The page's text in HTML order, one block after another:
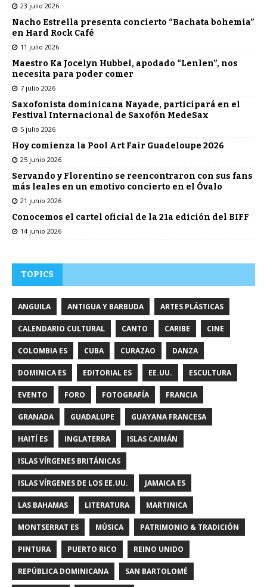
23 julio 2026
Nacho Estrella presenta concierto “Bachata bohemia”
en Hard Rock Café
11 julio 2026
Maestro Ka Jocelyn Hubbel, apodado “Lenlen”, nos
necesita para poder comer
7 julio 2026
Saxofonista dominicana Nayade, participará en el
Festival Internacional de Saxofón MedeSax
5 julio 2026
Hoy comienza la Pool Art Fair Guadeloupe 2026
25 junio 2026
Servando y Florentino se reencontraron con sus fans
más leales en un emotivo concierto en el Óvalo
21 junio 2026
Conocemos el cartel oficial de la 21a edición del BIFF
14 junio 2026
TOPICS
ANGUILA ANTIGUA Y BARBUDA ARTES PLÁSTICAS
CALENDARIO CULTURAL CANTO CARIBE CINE
COLOMBIA ES CUBA CURAZAO DANZA
DOMINICA ES EDITORIAL ES EE.UU. ESCULTURA
EVENTO FORO FOTOGRAFÍA FRANCIA
GRANADA GUADALUPE GUAYANA FRANCESA
HAITÍ ES INGLATERRA ISLAS CAIMÁN
ISLAS VÍRGENES BRITÁNICAS
ISLAS VÍRGENES DE LOS EE.UU. JAMAICA ES
LAS BAHAMAS LITERATURA MARTINICA
MONTSERRAT ES MÚSICA PATRIMONIO & TRADICIÓN
PINTURA PUERTO RICO REINO UNIDO
REPÚBLICA DOMINICANA SAN BARTOLOMÉ